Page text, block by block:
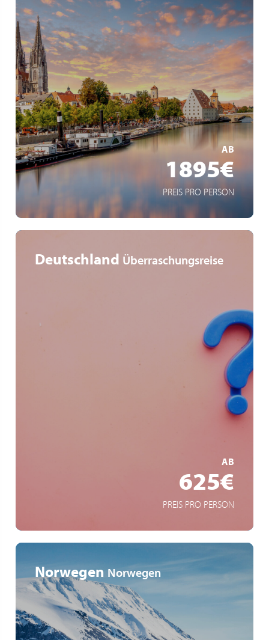
AB
1895€
PREIS PRO PERSON
5* Flusskreuzfahrt
Gourmet-Vollpension
kurze Anreise
MEHR ERFAHREN
Deutschland Überraschungsreise
AB
625€
PREIS PRO PERSON
Norwegen Norwegen